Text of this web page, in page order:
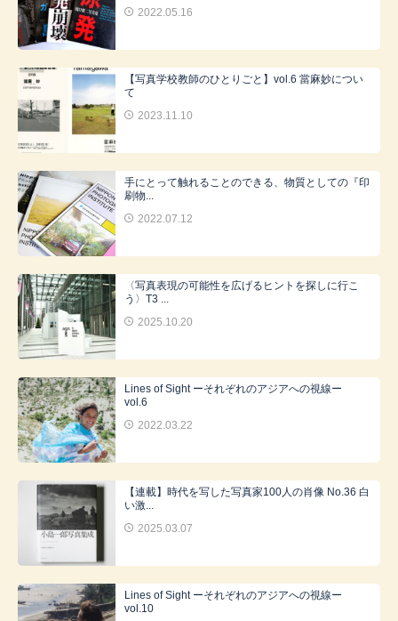
2022.05.16
【写真学校教師のひとりごと】vol.6 當麻妙につい
て
2023.11.10
手にとって触れることのできる、物質としての『印
刷物...
2022.07.12
〈写真表現の可能性を広げるヒントを探しに行こ
う〉T3 ...
2025.10.20
Lines of Sight ーそれぞれのアジアへの視線ー
vol.6
2022.03.22
【連載】時代を写した写真家100人の肖像 No.36 白
い激...
2025.03.07
Lines of Sight ーそれぞれのアジアへの視線ー
vol.10